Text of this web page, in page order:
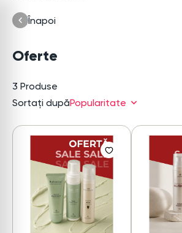
Înapoi
Oferte
3 Produse
Sortați dupăPopularitate